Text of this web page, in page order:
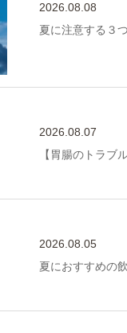
2026.08.08
夏に注意する３
2026.08.07
【胃腸のトラブ
2026.08.05
夏におすすめの